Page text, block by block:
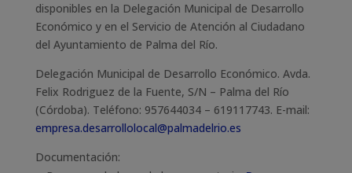
disponibles en la Delegación Municipal de Desarrollo
Económico y en el Servicio de Atención al Ciudadano
del Ayuntamiento de Palma del Río.
Delegación Municipal de Desarrollo Económico. Avda.
Felix Rodriguez de la Fuente, S/N – Palma del Río
(Córdoba). Teléfono: 957644034 – 619117743. E-mail:
empresa.desarrollolocal@palmadelrio.es
Documentación: